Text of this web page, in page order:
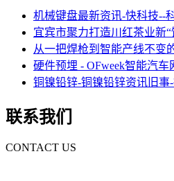
机械键盘最新资讯-快科技--
宜宾市聚力打造川红茶业新“
从一把焊枪到智能产线不变
硬件预埋 - OFweek智能汽车
铜镍铅锌-铜镍铅锌资讯旧事
联系我们
CONTACT US